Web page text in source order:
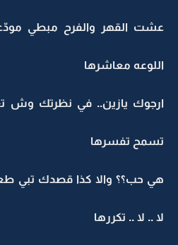
عشت القهر والفرح مبطي
اللوعه معاشرها
ارجوك يازين.. في نظرتك وش
تسمح تفسرها
هي حب؟؟ والا كذا قصدك تبي طعني
لا .. لا .. تكررها